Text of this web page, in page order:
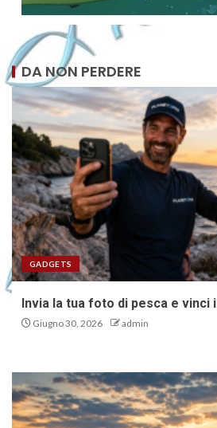
DA NON PERDERE
GADGETS
Invia la tua foto di pesca e vinci
Giugno 30, 2026 admin